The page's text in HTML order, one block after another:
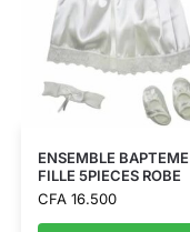
ENSEMBLE BAPTEME
FILLE 5PIECES ROBE
CFA16.500